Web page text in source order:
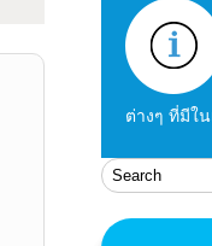
ต่างๆ ที่มีใ